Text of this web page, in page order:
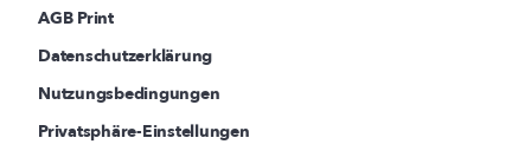
AGB Print
Datenschutzerklärung
Nutzungsbedingungen
Privatsphäre-Einstellungen